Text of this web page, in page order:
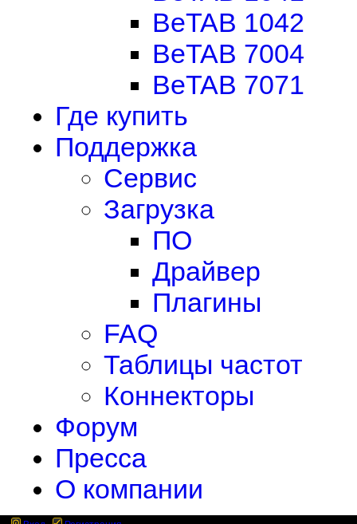
BeTAB 1042
BeTAB 7004
BeTAB 7071
Где купить
Поддержка
Сервис
Загрузка
ПО
Драйвер
Плагины
FAQ
Таблицы частот
Коннекторы
Форум
Пресса
О компании